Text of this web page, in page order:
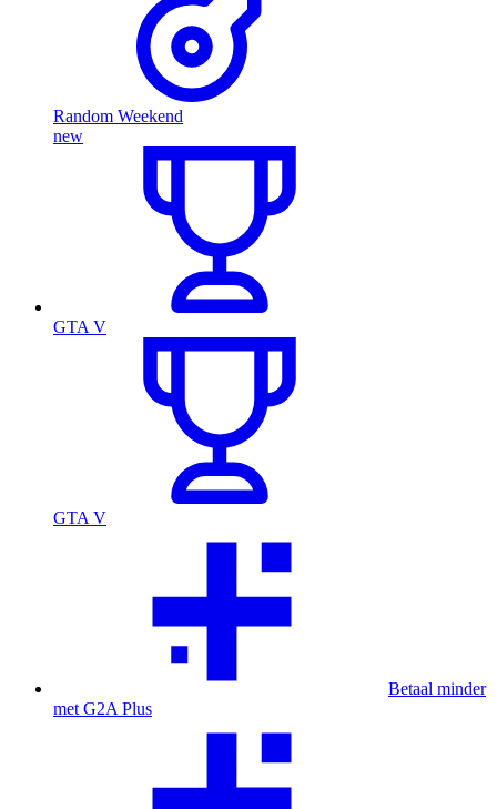
Random Weekend
new
GTA V
GTA V
Betaal minder
met G2A Plus